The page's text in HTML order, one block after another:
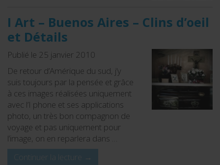
I Art – Buenos Aires – Clins d’oeil
et Détails
Publié le 25 janvier 2010
De retour d’Amérique du sud, j’y
suis toujours par la pensée et grâce
à ces images réalisées uniquement
avec l’I phone et ses applications
photo, un très bon compagnon de
voyage et pas uniquement pour
l’image, on en reparlera dans …
Continuer la lecture
→